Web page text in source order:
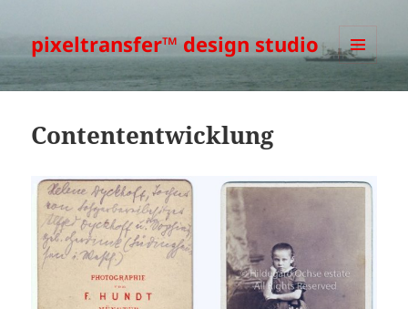
pixeltransfer™ design studio
MENÜ
UND
Contententwicklung